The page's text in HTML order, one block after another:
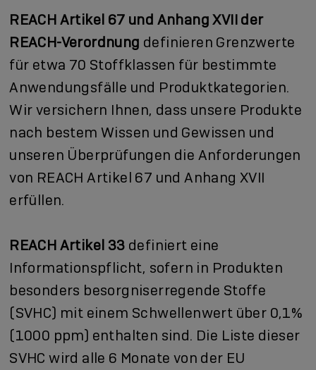
REACH Artikel 67 und Anhang XVII der
REACH-Verordnung definieren Grenzwerte
für etwa 70 Stoffklassen für bestimmte
Anwendungsfälle und Produktkategorien.
Wir versichern Ihnen, dass unsere Produkte
nach bestem Wissen und Gewissen und
unseren Überprüfungen die Anforderungen
von REACH Artikel 67 und Anhang XVII
erfüllen.
REACH Artikel 33 definiert eine
Informationspflicht, sofern in Produkten
besonders besorgniserregende Stoffe
(SVHC) mit einem Schwellenwert über 0,1%
(1000 ppm) enthalten sind. Die Liste dieser
SVHC wird alle 6 Monate von der EU